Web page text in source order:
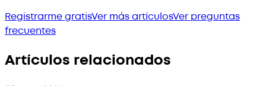
Registrarme gratisVer más artículosVer preguntas
frecuentes
Artículos relacionados